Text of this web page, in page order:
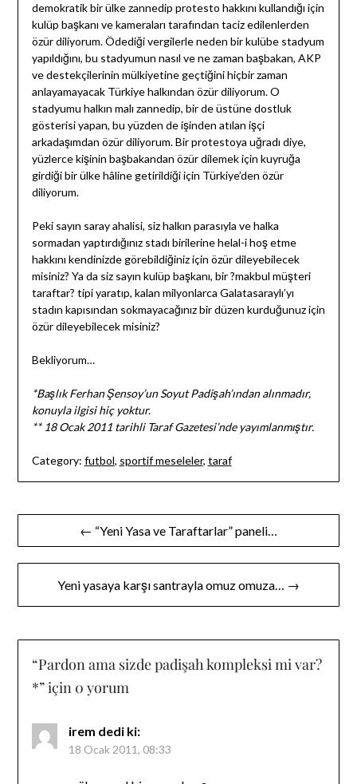
demokratik bir ülke zannedip protesto hakkını kullandığı için
kulüp başkanı ve kameraları tarafından taciz edilenlerden
özür diliyorum. Ödediği vergilerle neden bir kulübe stadyum
yapıldığını, bu stadyumun nasıl ve ne zaman başbakan, AKP
ve destekçilerinin mülkiyetine geçtiğini hiçbir zaman
anlayamayacak Türkiye halkından özür diliyorum. O
stadyumu halkın malı zannedip, bir de üstüne dostluk
gösterisi yapan, bu yüzden de işinden atılan işçi
arkadaşımdan özür diliyorum. Bir protestoya uğradı diye,
yüzlerce kişinin başbakandan özür dilemek için kuyruğa
girdiği bir ülke hâline getirildiği için Türkiye’den özür
diliyorum.
Peki sayın saray ahalisi, siz halkın parasıyla ve halka
sormadan yaptırdığınız stadı birilerine helal-i hoş etme
hakkını kendinizde görebildiğiniz için özür dileyebilecek
misiniz? Ya da siz sayın kulüp başkanı, bir ?makbul müşteri
taraftar? tipi yaratıp, kalan milyonlarca Galatasaraylı’yı
stadın kapısından sokmayacağınız bir düzen kurduğunuz için
özür dileyebilecek misiniz?
Bekliyorum…
*Başlık Ferhan Şensoy’un Soyut Padişah’ından alınmadır,
konuyla ilgisi hiç yoktur.
** 18 Ocak 2011 tarihli Taraf Gazetesi’nde yayımlanmıştır.
Category: futbol, sportif meseleler, taraf
Yazı
gezinmesi
← “Yeni Yasa ve Taraftarlar” paneli…
Yeni yasaya karşı santrayla omuz omuza… →
“Pardon ama sizde padişah kompleksi mi var?
*” için 0 yorum
irem dedi ki:
18 Ocak 2011, 08:33